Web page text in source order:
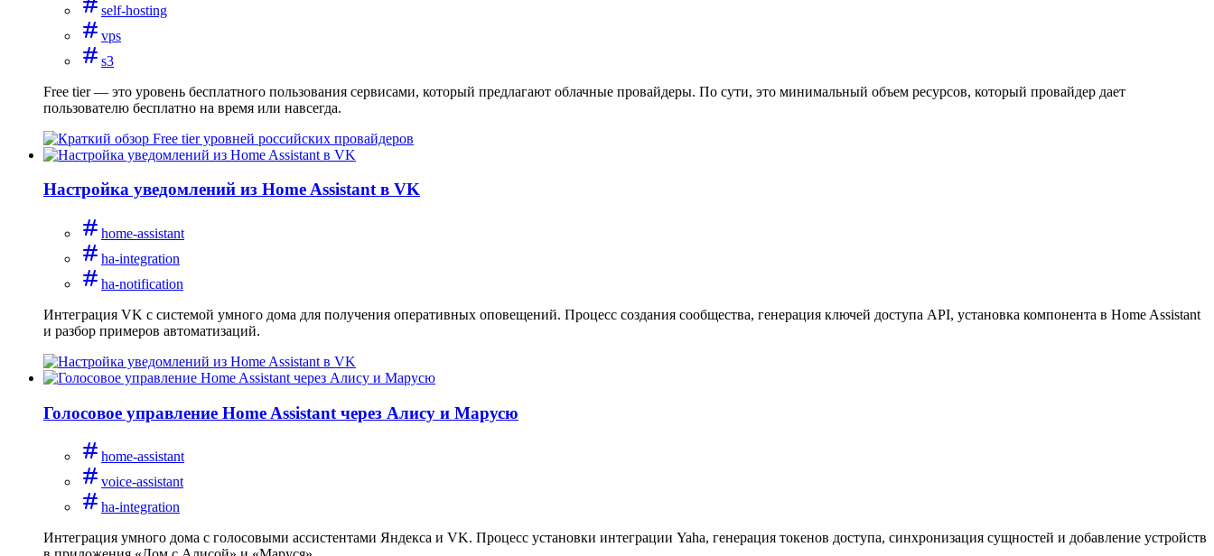
self-hosting
vps
s3
Free tier — это уровень бесплатного пользования сервисами, который предлагают облачные провайдеры. По сути, это минимальный объем ресурсов, который провайдер дает
пользователю бесплатно на время или навсегда.
Настройка уведомлений из Home Assistant в VK
home-assistant
ha-integration
ha-notification
Интеграция VK с системой умного дома для получения оперативных оповещений. Процесс создания сообщества, генерация ключей доступа API, установка компонента в Home Assistant
и разбор примеров автоматизаций.
Голосовое управление Home Assistant через Алису и Марусю
home-assistant
voice-assistant
ha-integration
Интеграция умного дома с голосовыми ассистентами Яндекса и VK. Процесс установки интеграции Yaha, генерация токенов доступа, синхронизация сущностей и добавление устройств